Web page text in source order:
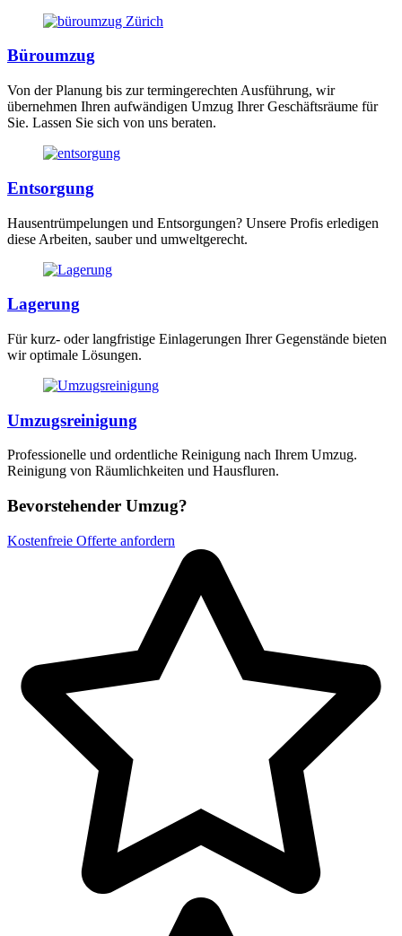
Büroumzug
Von der Planung bis zur termingerechten Ausführung, wir
übernehmen Ihren aufwändigen Umzug Ihrer Geschäftsräume für
Sie. Lassen Sie sich von uns beraten.
Entsorgung
Hausentrümpelungen und Entsorgungen? Unsere Profis erledigen
diese Arbeiten, sauber und umweltgerecht.
Lagerung
Für kurz- oder langfristige Einlagerungen Ihrer Gegenstände bieten
wir optimale Lösungen.
Umzugsreinigung
Professionelle und ordentliche Reinigung nach Ihrem Umzug.
Reinigung von Räumlichkeiten und Hausfluren.
Bevorstehender Umzug?
Kostenfreie Offerte anfordern